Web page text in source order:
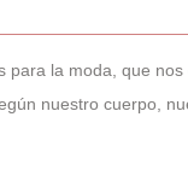
para la moda, que
nuestro cuerpo,